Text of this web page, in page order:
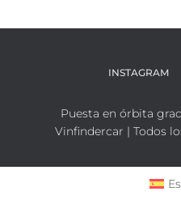
INSTAGRAM
Puesta en órbita
Vinfindercar | Todos